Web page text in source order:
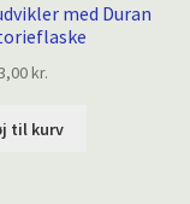
med Duran
kr.
til kurv